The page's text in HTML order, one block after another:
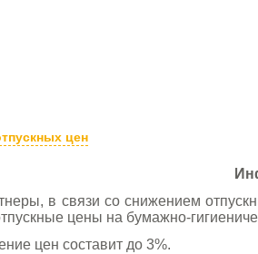
цен
в связи со снижением
цены на бумажно-
цен составит до 3%.